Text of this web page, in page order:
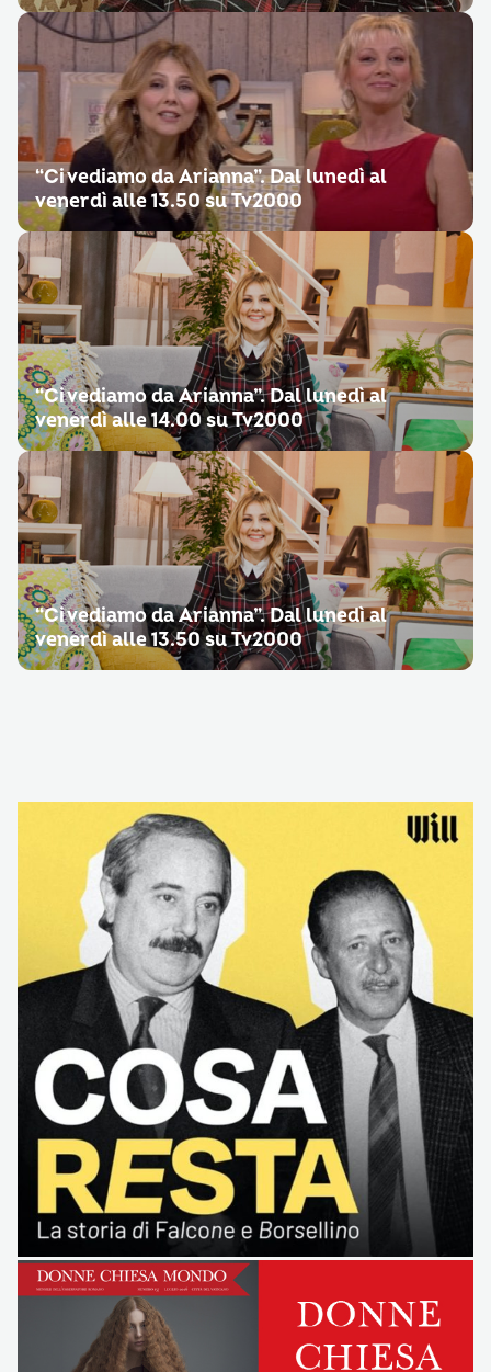
“Ci vediamo da Arianna”. Dal lunedì al
venerdì alle 13.50 su Tv2000
“Ci vediamo da Arianna”. Dal lunedì al
venerdì alle 14.00 su Tv2000
“Ci vediamo da Arianna”. Dal lunedì al
venerdì alle 13.50 su Tv2000